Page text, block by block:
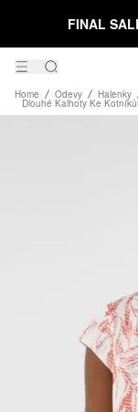
FINAL
Home Odevy Halenky
Dlouhé Kalhoty Ke